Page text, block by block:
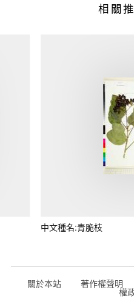
相關
中文種名:青脆枝
關於本站 著作權聲明
權